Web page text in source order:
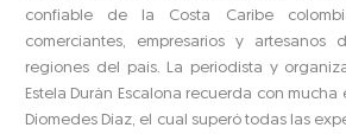
confiable de la Costa Caribe
comerciantes, empresarios y
regiones del país. La periodista y
Estela Durán Escalona recuerda con
Diomedes Díaz, el cual superó todas las